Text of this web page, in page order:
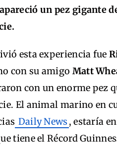
un pez gigante
esta experiencia fue
con su amigo Matt
con un enorme pez
El animal marino en
Daily News , estaría
tiene el Récord